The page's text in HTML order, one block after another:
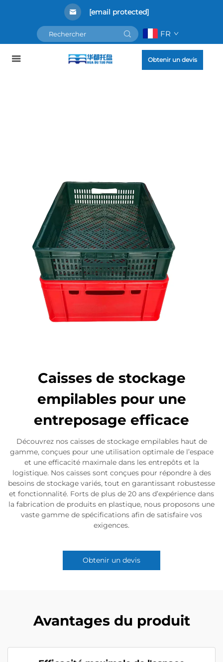
[email protected]
FR
Obtenir un devis
Caisses de stockage
empilables pour une
entreposage efficace
Découvrez nos caisses de stockage empilables haut de
gamme, conçues pour une utilisation optimale de l’espace
et une efficacité maximale dans les entrepôts et la
logistique. Nos caisses sont conçues pour répondre à des
besoins de stockage variés, tout en garantissant robustesse
et fonctionnalité. Forts de plus de 20 ans d’expérience dans
la fabrication de produits en plastique, nous proposons une
vaste gamme de spécifications afin de satisfaire vos
exigences.
Obtenir un devis
Avantages du produit